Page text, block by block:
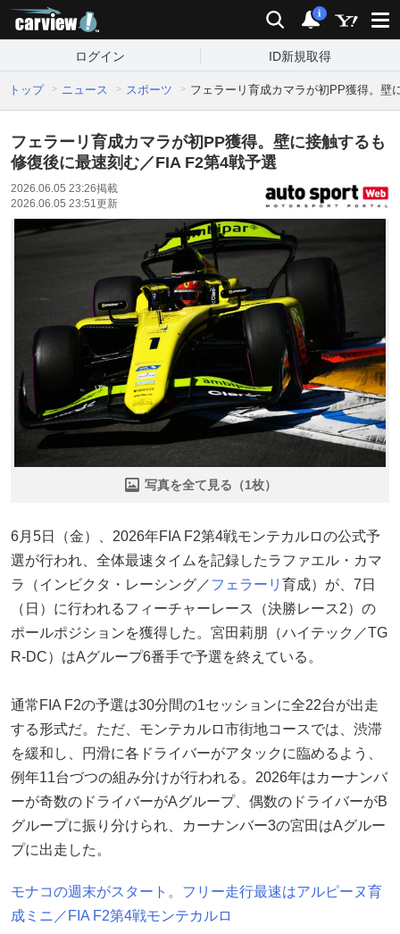
検索 通知
i
ログイン ID新規取得
トップ ニュース スポーツ フェラーリ育成カマラが初PP獲得。壁
フェラーリ育成カマラが初PP獲得。壁に接触するも
修復後に最速刻む／FIA F2第4戦予選
2026.06.05 23:26掲載
2026.06.05 23:51更新
写真を全て見る（1枚）
6月5日（金）、2026年FIA F2第4戦モンテカルロの公式予
選が行われ、全体最速タイムを記録したラファエル・カマ
ラ（インビクタ・レーシング／フェラーリ 育成）が、7日
（日）に行われるフィーチャーレース（決勝レース2）の
ポールポジションを獲得した。宮田莉朋（ハイテック／TG
R-DC）はAグループ6番手で予選を終えている。
通常FIA F2の予選は30分間の1セッションに全22台が出走
する形式だ。ただ、モンテカルロ市街地コースでは、渋滞
を緩和し、円滑に各ドライバーがアタックに臨めるよう、
例年11台づつの組み分けが行われる。2026年はカーナンバ
ーが奇数のドライバーがAグループ、偶数のドライバーがB
グループに振り分けられ、カーナンバー3の宮田はAグルー
プに出走した。
モナコの週末がスタート。フリー走行最速はアルピーヌ育
成ミニ／FIA F2第4戦モンテカルロ